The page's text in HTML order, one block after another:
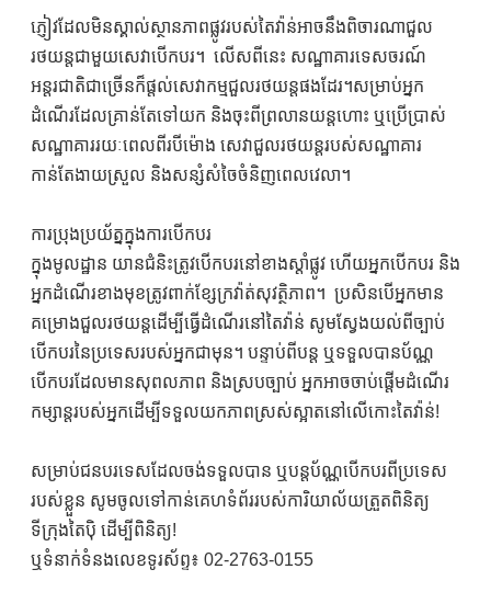
ភ្ញៀវដែលមិនស្គាល់ស្ថានភាពផ្លូវរបស់តៃវ៉ាន់អាចនឹងពិចារណាជួល
រថយន្តជាមួយសេវាបើកបរ។ លើសពីនេះ សណ្ឋាគារទេសចរណ៍
អន្តរជាតិជាច្រើនក៏ផ្តល់សេវាកម្មជួលរថយន្តផងដែរ។សម្រាប់អ្នក
ដំណើរដែលគ្រាន់តែទៅយក និងចុះពីព្រលានយន្តហោះ ឬប្រើប្រាស់
សណ្ឋាគាររយៈពេលពីរបីម៉ោង សេវាជួលរថយន្តរបស់សណ្ឋាគារ
កាន់តែងាយស្រួល និងសន្សំសំចៃចំនិញពេលវេលា។
ការប្រុងប្រយ័ត្នក្នុងការបើកបរ
ក្នុងមូលដ្ឋាន យានជំនិះត្រូវបើកបរនៅខាងស្តាំផ្លូវ ហើយអ្នកបើកបរ និង
អ្នកដំណើរខាងមុខត្រូវពាក់ខ្សែក្រវ៉ាត់សុវត្ថិភាព។ ប្រសិនបើអ្នកមាន
គម្រោងជួលរថយន្តដើម្បីធ្វើដំណើរនៅតៃវ៉ាន់ សូមស្វែងយល់ពីច្បាប់
បើកបរនៃប្រទេសរបស់អ្នកជាមុន។ បន្ទាប់ពីបន្ត ឬទទួលបានប័ណ្ណ
បើកបរដែលមានសុពលភាព និងស្របច្បាប់ អ្នកអាចចាប់ផ្តើមដំណើរ
កម្សាន្តរបស់អ្នកដើម្បីទទួលយកភាពស្រស់ស្អាតនៅលើកោះតៃវ៉ាន់!
សម្រាប់ជនបរទេសដែលចង់ទទួលបាន ឬបន្តប័ណ្ណបើកបរពីប្រទេស
របស់ខ្លួន សូមចូលទៅកាន់គេហទំព័ររបស់ការិយាល័យត្រួតពិនិត្យ
ទីក្រុងតៃប៉ិ ដើម្បីពិនិត្យ!
ឬទំនាក់ទំនងលេខទូរស័ព្ទ៖ 02-2763-0155